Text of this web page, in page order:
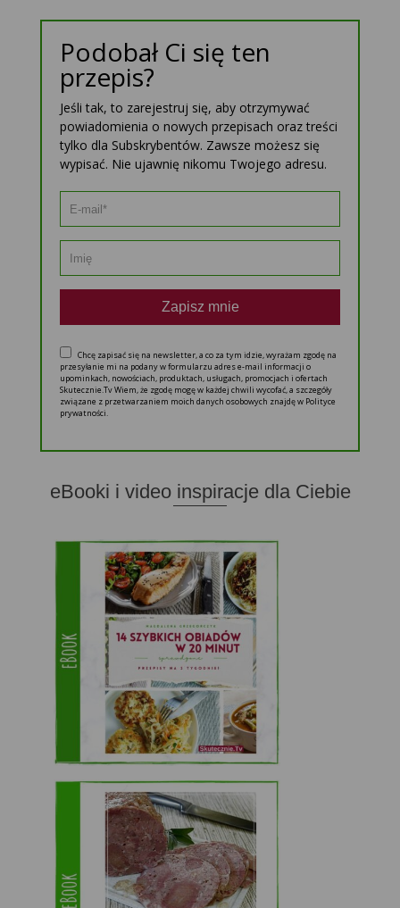
Podobał Ci się ten
przepis?
Jeśli tak, to zarejestruj się, aby otrzymywać
powiadomienia o nowych przepisach oraz treści
tylko dla Subskrybentów. Zawsze możesz się
wypisać. Nie ujawnię nikomu Twojego adresu.
Zapisz mnie
Chcę zapisać się na newsletter, a co za tym idzie, wyrażam zgodę na
przesyłanie mi na podany w formularzu adres e-mail informacji o
upominkach, nowościach, produktach, usługach, promocjach i ofertach
Skutecznie.Tv Wiem, że zgodę mogę w każdej chwili wycofać, a szczegóły
związane z przetwarzaniem moich danych osobowych znajdę w Polityce
prywatności.
eBooki i video inspiracje dla Ciebie